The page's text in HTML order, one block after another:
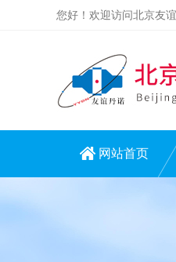
您好！欢迎访问北京友
网站首页